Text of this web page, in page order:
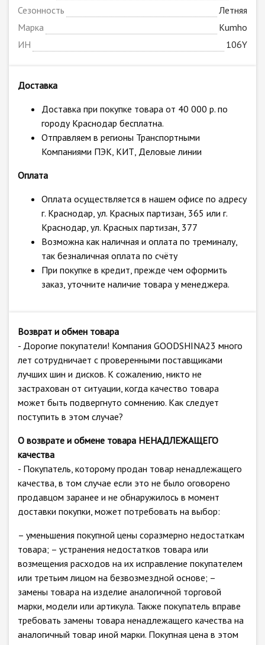
Сезонность
Летняя
Марка
Kumho
ИН
106Y
Доставка
Доставка при покупке товара от 40 000 р. по
городу Краснодар бесплатна.
Отправляем в регионы Транспортными
Компаниями ПЭК, КИТ, Деловые линии
Оплата
Оплата осуществляется в нашем офисе по адресу
г. Краснодар, ул. Красных партизан, 365 или г.
Краснодар, ул. Красных партизан, 377
Возможна как наличная и оплата по треминалу,
так безналичная оплата по счёту
При покупке в кредит, прежде чем оформить
заказ, уточните наличие товара у менеджера.
Возврат и обмен товара
- Дорогие покупатели! Компания GOODSHINA23 много
лет сотрудничает с проверенными поставщиками
лучших шин и дисков. К сожалению, никто не
застрахован от ситуации, когда качество товара
может быть подвергнуто сомнению. Как следует
поступить в этом случае?
О возврате и обмене товара НЕНАДЛЕЖАЩЕГО
качества
- Покупатель, которому продан товар ненадлежащего
качества, в том случае если это не было оговорено
продавцом заранее и не обнаружилось в момент
доставки покупки, может потребовать на выбор:
– уменьшения покупной цены соразмерно недостаткам
товара; – устранения недостатков товара или
возмещения расходов на их исправление покупателем
или третьим лицом на безвозмездной основе; –
замены товара на изделие аналогичной торговой
марки, модели или артикула. Также покупатель вправе
требовать замены товара ненадлежащего качества на
аналогичный товар иной марки. Покупная цена в этом